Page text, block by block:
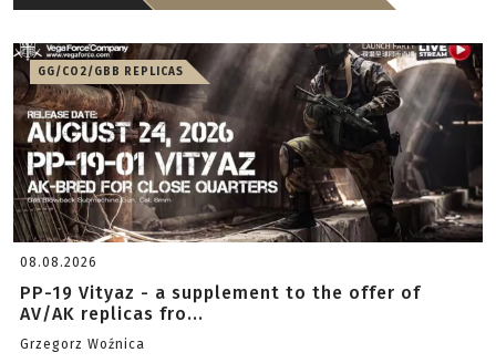
GG/CO2/GBB REPLICAS
08.08.2026
PP-19 Vityaz - a supplement to the offer of
AV/AK replicas fro...
Grzegorz Woźnica